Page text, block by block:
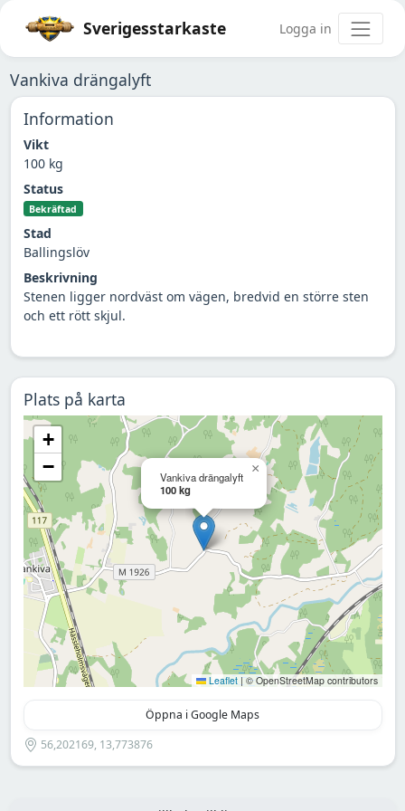
Sverigesstarkaste Logga in
Vankiva drängalyft
Information
Vikt
100 kg
Status
Bekräftad
Stad
Ballingslöv
Beskrivning
Stenen ligger nordväst om vägen, bredvid en större sten
och ett rött skjul.
Plats på karta
Vankiva drängalyft
100 kg
×
+
−
Leaflet | © OpenStreetMap contributors
Öppna i Google Maps
56,202169, 13,773876